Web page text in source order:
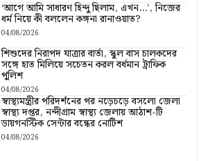
‘আগে আমি সাধারণ হিন্দু ছিলাম, এখন…’, নিজের
ধর্ম নিয়ে কী বললেন কঙ্গনা রানাওয়াত?
04/08/2026
শিশুদের নিরাপদ যাত্রার বার্তা, স্কুল বাস চালকদের
সঙ্গে হাত মিলিয়ে সচেতন করল বর্ধমান ট্রাফিক
পুলিশ
04/08/2026
স্বাস্থ্যমন্ত্রীর পরিদর্শনের পর নড়েচড়ে বসলো জেলা
স্বাস্থ্য দপ্তর, নন্দীগ্রাম স্বাস্থ্য জেলায় আঠাশ-টি
ডায়গনস্টিক সেন্টার বন্ধের নোটিশ
04/08/2026